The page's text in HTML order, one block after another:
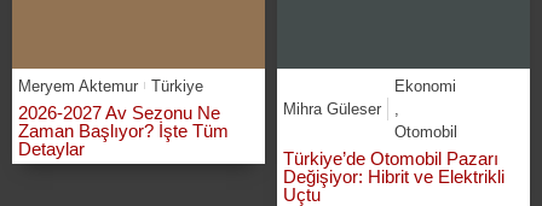
Meryem Aktemur Türkiye
2026-2027 Av Sezonu Ne
Zaman Başlıyor? İşte Tüm
Detaylar
Mihra Güleser
Ekonomi
Otomobil
Türkiye’de Otomobil Pazarı
Değişiyor: Hibrit ve Elektrikli
Uçtu